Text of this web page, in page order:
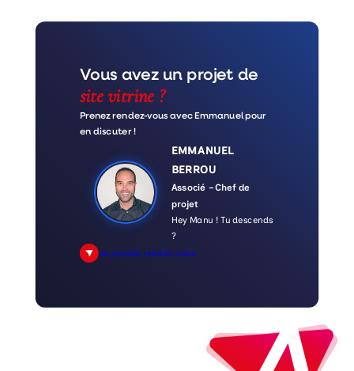
Vous avez un projet de
site vitrine ?
Prenez rendez-vous avec Emmanuel pour
en discuter !
EMMANUEL
BERROU
Associé – Chef de
projet
Hey Manu ! Tu descends
?
Je prends rendez-vous